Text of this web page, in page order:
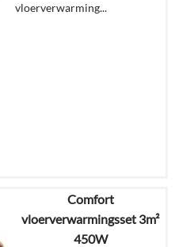
vloerverwarming...
€210,99
Comfort
vloerverwarmingsset 3m²
450W